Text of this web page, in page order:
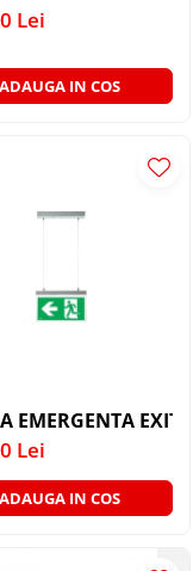
Lei
ADAUGA IN COS
EMERGENTA EXIT
Lei
ADAUGA IN COS